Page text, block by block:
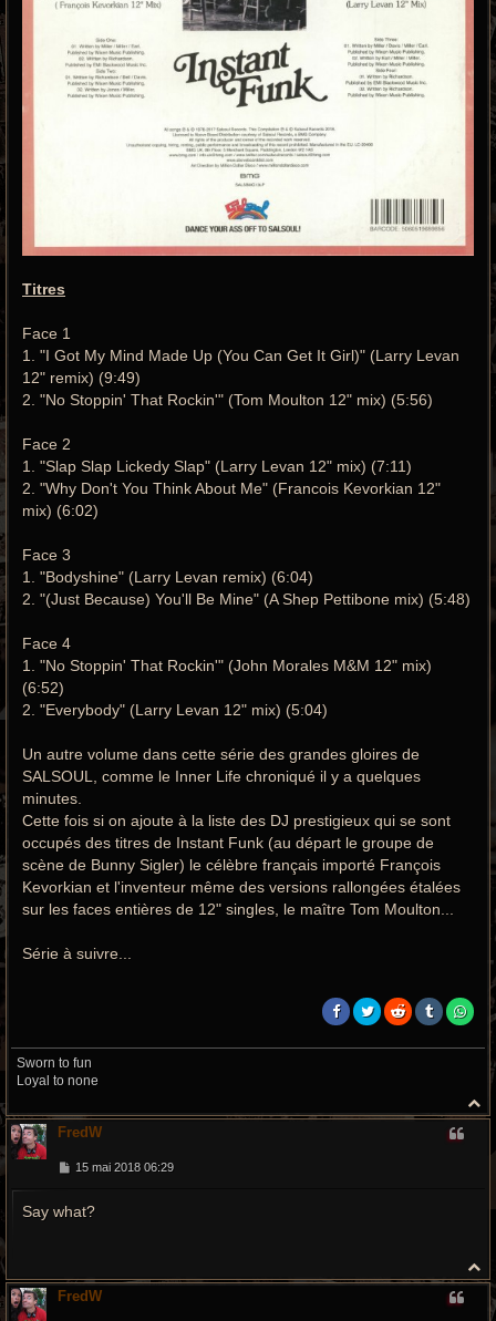
Titres
Face 1
1. "I Got My Mind Made Up (You Can Get It Girl)" (Larry Levan
12" remix) (9:49)
2. "No Stoppin' That Rockin'" (Tom Moulton 12" mix) (5:56)
Face 2
1. "Slap Slap Lickedy Slap" (Larry Levan 12" mix) (7:11)
2. "Why Don't You Think About Me" (Francois Kevorkian 12"
mix) (6:02)
Face 3
1. "Bodyshine" (Larry Levan remix) (6:04)
2. "(Just Because) You'll Be Mine" (A Shep Pettibone mix) (5:48)
Face 4
1. "No Stoppin' That Rockin'" (John Morales M&M 12" mix)
(6:52)
2. "Everybody" (Larry Levan 12" mix) (5:04)
Un autre volume dans cette série des grandes gloires de
SALSOUL, comme le Inner Life chroniqué il y a quelques
minutes.
Cette fois si on ajoute à la liste des DJ prestigieux qui se sont
occupés des titres de Instant Funk (au départ le groupe de
scène de Bunny Sigler) le célèbre français importé François
Kevorkian et l'inventeur même des versions rallongées étalées
sur les faces entières de 12" singles, le maître Tom Moulton...
Série à suivre...
Sworn to fun
Loyal to none
a
FredW
M
s
15 mai 2018 06:29
Say what?
a
FredW